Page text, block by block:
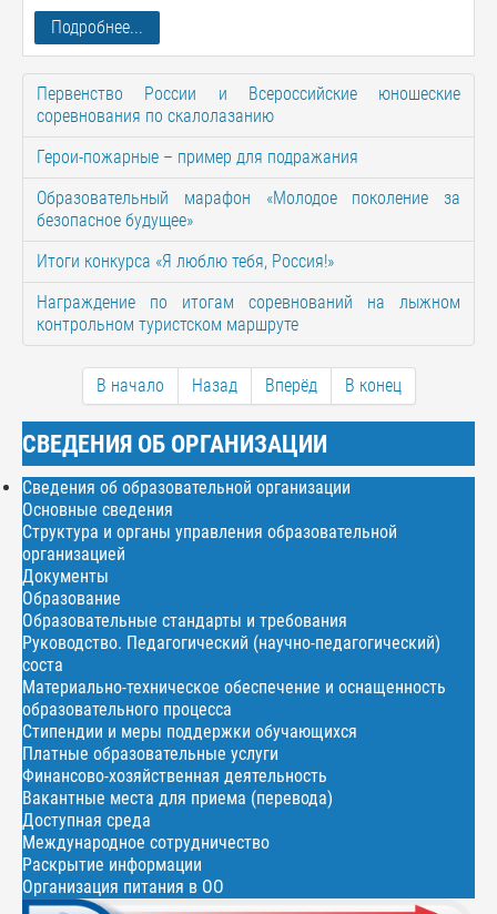
Подробнее...
Первенство России и Всероссийские юношеские
соревнования по скалолазанию
Герои-пожарные – пример для подражания
Образовательный марафон «Молодое поколение за
безопасное будущее»
Итоги конкурса «Я люблю тебя, Россия!»
Награждение по итогам соревнований на лыжном
контрольном туристском маршруте
В начало Назад Вперёд В конец
СВЕДЕНИЯ ОБ ОРГАНИЗАЦИИ
Сведения об образовательной организации
Основные сведения
Структура и органы управления образовательной
организацией
Документы
Образование
Образовательные стандарты и требования
Руководство. Педагогический (научно-педагогический)
соста
Материально-техническое обеспечение и оснащенность
образовательного процесса
Стипендии и меры поддержки обучающихся
Платные образовательные услуги
Финансово-хозяйственная деятельность
Вакантные места для приема (перевода)
Доступная среда
Международное сотрудничество
Раскрытие информации
Организация питания в ОО